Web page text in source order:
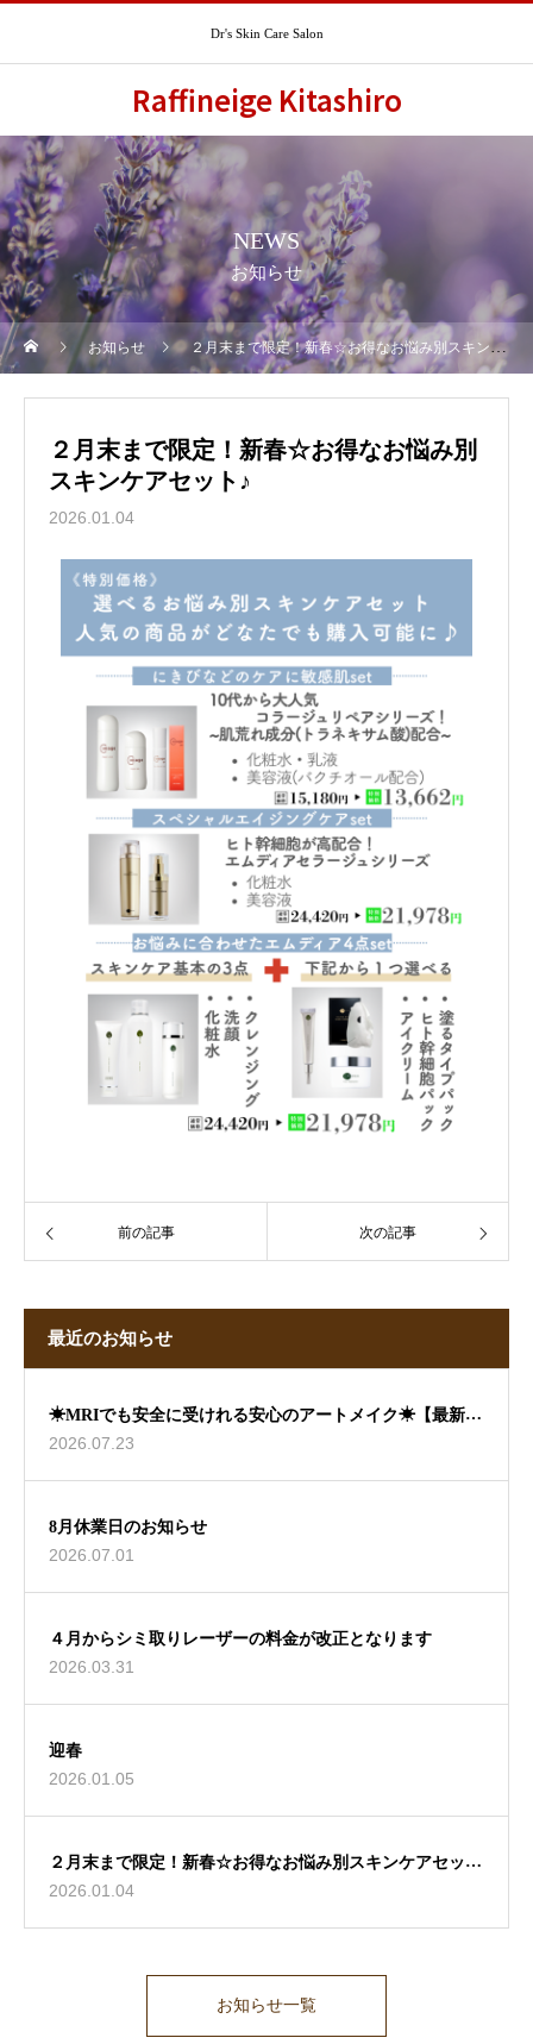
Dr's Skin Care Salon
Raffineige Kitashiro
NEWS
お知らせ
お知らせ ２月末まで限定！新春☆お得なお悩み別スキンケアセット♪
２月末まで限定！新春☆お得なお悩み別
スキンケアセット♪
2026.01.04
前の記事 次の記事
最近のお知らせ
☀MRIでも安全に受けれる安心のアートメイク☀【最新情
報】
2026.07.23
8月休業日のお知らせ
2026.07.01
４月からシミ取りレーザーの料金が改正となります
2026.03.31
迎春
2026.01.05
２月末まで限定！新春☆お得なお悩み別スキンケアセット
♪
2026.01.04
お知らせ一覧